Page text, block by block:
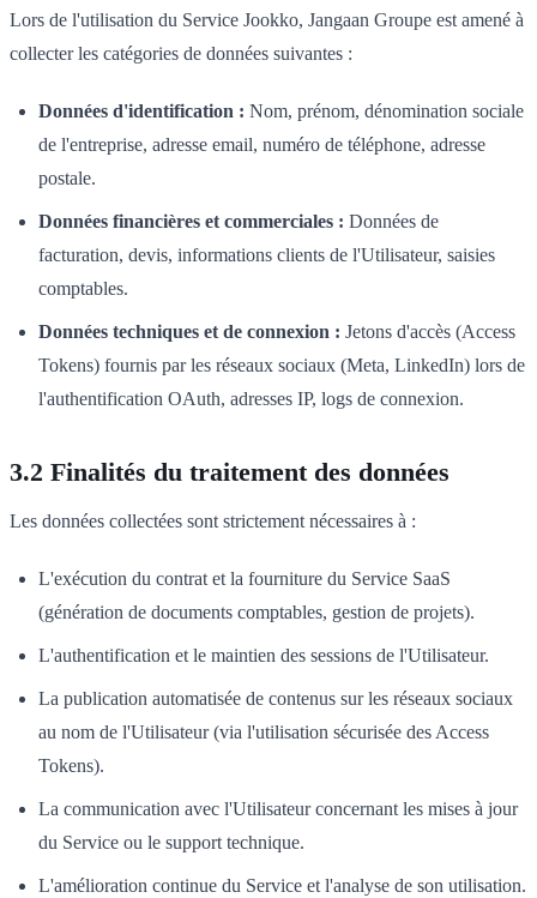
Lors de l'utilisation du Service Jookko, Jangaan Groupe est amené à
collecter les catégories de données suivantes :
Données d'identification : Nom, prénom, dénomination sociale
de l'entreprise, adresse email, numéro de téléphone, adresse
postale.
Données financières et commerciales : Données de
facturation, devis, informations clients de l'Utilisateur, saisies
comptables.
Données techniques et de connexion : Jetons d'accès (Access
Tokens) fournis par les réseaux sociaux (Meta, LinkedIn) lors de
l'authentification OAuth, adresses IP, logs de connexion.
3.2 Finalités du traitement des données
Les données collectées sont strictement nécessaires à :
L'exécution du contrat et la fourniture du Service SaaS
(génération de documents comptables, gestion de projets).
L'authentification et le maintien des sessions de l'Utilisateur.
La publication automatisée de contenus sur les réseaux sociaux
au nom de l'Utilisateur (via l'utilisation sécurisée des Access
Tokens).
La communication avec l'Utilisateur concernant les mises à jour
du Service ou le support technique.
L'amélioration continue du Service et l'analyse de son utilisation.